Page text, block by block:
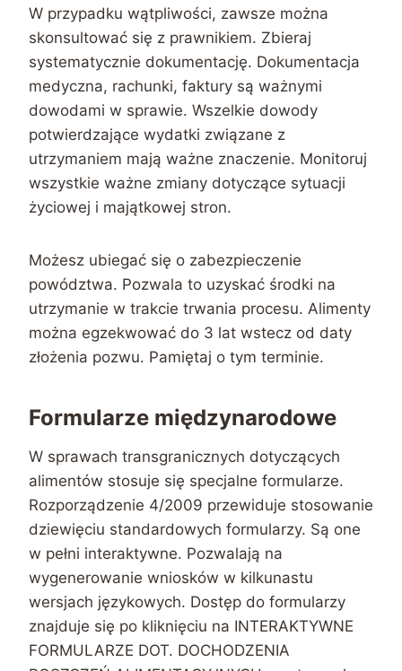
W przypadku wątpliwości, zawsze można
skonsultować się z prawnikiem. Zbieraj
systematycznie dokumentację. Dokumentacja
medyczna, rachunki, faktury są ważnymi
dowodami w sprawie. Wszelkie dowody
potwierdzające wydatki związane z
utrzymaniem mają ważne znaczenie. Monitoruj
wszystkie ważne zmiany dotyczące sytuacji
życiowej i majątkowej stron.
Możesz ubiegać się o zabezpieczenie
powództwa. Pozwala to uzyskać środki na
utrzymanie w trakcie trwania procesu. Alimenty
można egzekwować do 3 lat wstecz od daty
złożenia pozwu. Pamiętaj o tym terminie.
Formularze międzynarodowe
W sprawach transgranicznych dotyczących
alimentów stosuje się specjalne formularze.
Rozporządzenie 4/2009 przewiduje stosowanie
dziewięciu standardowych formularzy. Są one
w pełni interaktywne. Pozwalają na
wygenerowanie wniosków w kilkunastu
wersjach językowych. Dostęp do formularzy
znajduje się po kliknięciu na INTERAKTYWNE
FORMULARZE DOT. DOCHODZENIA